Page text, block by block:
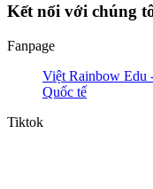
Kết nối với chúng
Fanpage
Việt Rainbow Edu
Quốc tế
Tiktok